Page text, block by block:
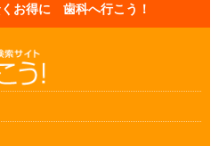
お得に 歯科へ行こう！